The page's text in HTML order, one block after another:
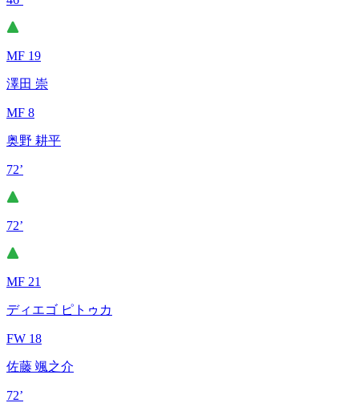
MF 19
澤田 崇
MF 8
奥野 耕平
72’
72’
MF 21
ディエゴ ピトゥカ
FW 18
佐藤 颯之介
72’